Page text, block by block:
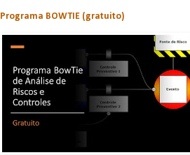
Programa BOWTIE (gratuito)